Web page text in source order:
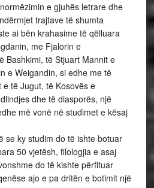
e gjuhës letrare dhe
trajtave të shumta
ai bën krahasime të qëlluara
me Fjalorin e
Bashkimi, të Stjuart Mannit e
e Weigandin, si edhe me të
të Jugut, të Kosovës e
dhe të diasporës, një
më vonë në studimet e kësaj
se ky studim do të ishte botuar
50 vjetësh, filologjia e asaj
do të kishte përfituar
ajo e pa dritën e botimit një